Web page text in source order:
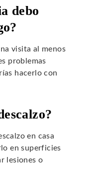
debo
visita al menos
problemas
hacerlo con
en casa
en superficies
lesiones o